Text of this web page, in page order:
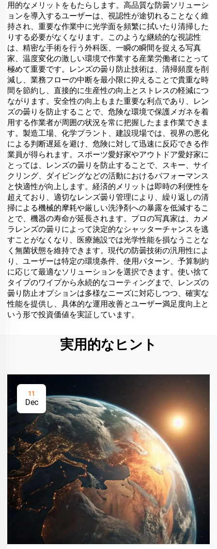
用的なメリットをもたらします。高品質な防曇ソリューシ
ョンを導入するユーザーは、視認性が途切れることなく維
持され、重要な作業中に光学面を頻繁に拭いたり清掃した
りする必要がなくなります。このような継続的な視認性
は、精密な手術を行う外科医、一瞬の瞬間を捉える写真
家、温度変化の激しい環境で作業する産業労働者にとって
極めて重要です。レンズの曇り防止技術は、清掃頻度を削
減し、業務フローの中断を最小限に抑えることで貴重な時
間を節約し、直接的に生産性の向上とストレスの軽減につ
ながります。安全性の向上もまた重要な利点であり、レン
ズの曇りを防止することで、危険な環境で保護メガネを着
用する作業者が周囲の状況を常に把握したまま作業できま
す。製造工場、化学プラント、建設現場では、視界の悪化
による判断遅延を避け、危険に対して迅速に反応できる作
業員が得られます。スポーツ愛好家やアウトドア愛好家に
とっては、レンズの曇りを防止することで、スキー、サイ
クリング、ダイビングなどの活動におけるパフォーマンス
と快適性が向上します。経済的メリットは即時の利便性を
超えており、適切なレンズ曇り管理により、繰り返しの清
掃による機械的摩耗や厳しい洗浄剤への暴露を低減するこ
とで、機器の寿命が延長されます。プロの写真家は、カメ
ラレンズの曇りによって決定的なシャッターチャンスを逃
すことがなくなり、医療施設では光学性能を損なうことな
く無菌状態を維持できます。現代の防曇技術の汎用性によ
り、ユーザーは特定の環境条件、使用パターン、予算制約
に応じて最適なソリューションを選択できます。使い捨て
タイプのワイプから永続的なコーティングまで、レンズの
曇り防止オプションは多様なニーズに対応しつつ、確実な
性能を提供し、具体的な運用改善とユーザー満足度向上と
いう形で投資価値を実証しています。
実用的なヒント
11
Dec